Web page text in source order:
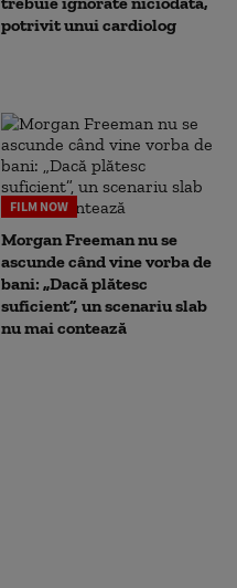
potrivit unui cardiolog
FILM NOW
Morgan Freeman nu se
ascunde când vine vorba de
bani: „Dacă plătesc
suficient”, un scenariu slab
nu mai contează